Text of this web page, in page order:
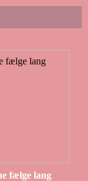
fælge lang